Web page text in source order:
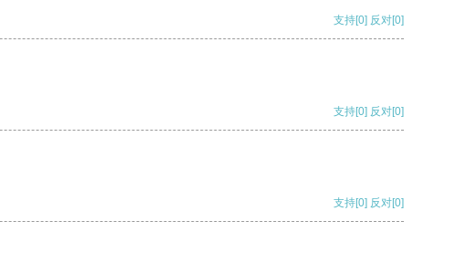
支持[0] 反对[0]
支持[0] 反对[0]
支持[0] 反对[0]